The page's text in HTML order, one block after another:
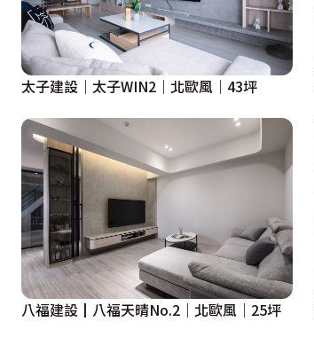
太子建設｜太子WIN2｜北歐風｜43坪
八福建設┃八福天晴No.2｜北歐風｜25坪